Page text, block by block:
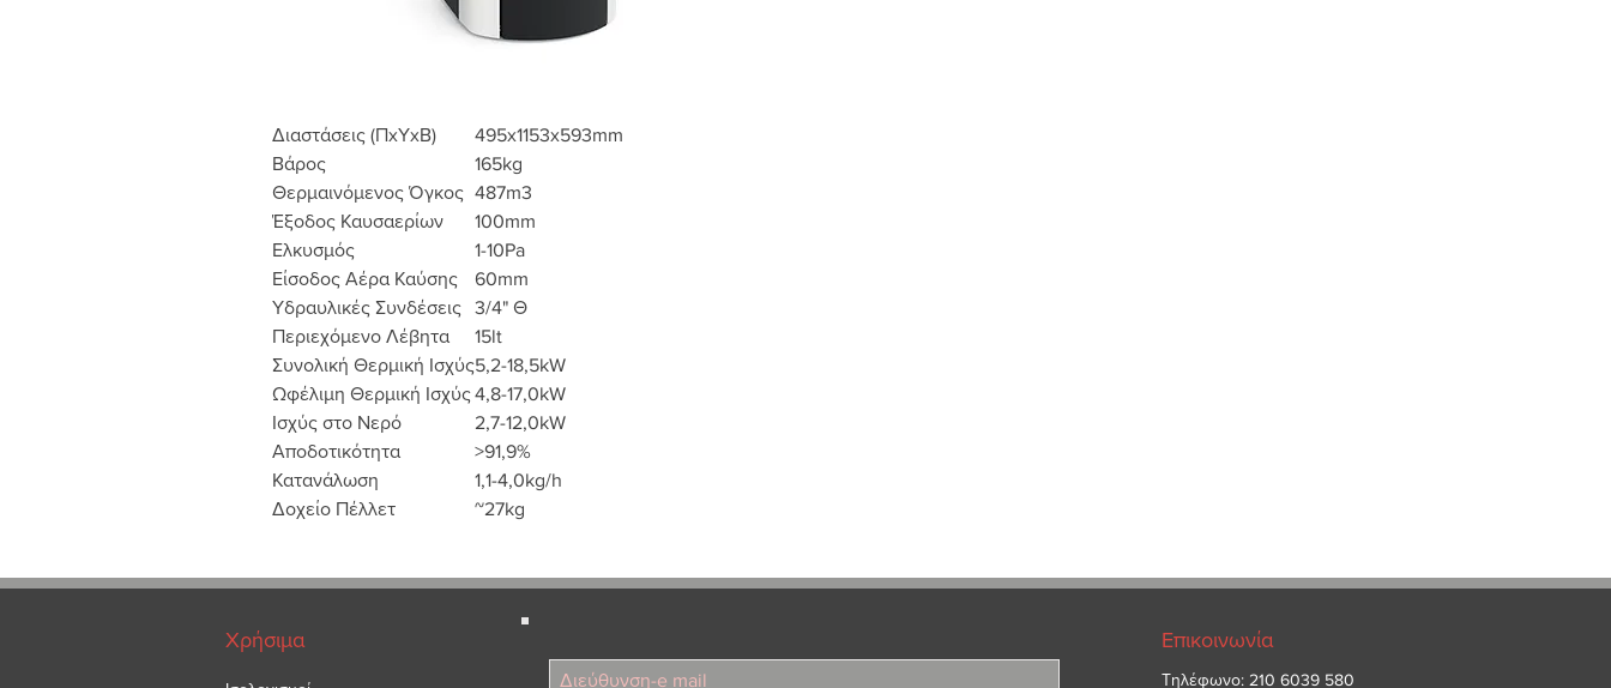
Διαστάσεις (ΠxΥxΒ)
495x1153x593mm
Βάρος
165kg
Θερμαινόμενος Όγκος 487m3
Έξοδος Καυσαερίων
100mm
Ελκυσμός
1-10Pa
Είσοδος Αέρα Καύσης
60mm
Υδραυλικές Συνδέσεις
3/4" Θ
Περιεχόμενο Λέβητα
15lt
Συνολική Θερμική Ισχύς5,2-18,5kW
Ωφέλιμη Θερμική Ισχύς4,8-17,0kW
Ισχύς στο Νερό
2,7-12,0kW
Αποδοτικότητα
>91,9%
Κατανάλωση
1,1-4,0kg/h
Δοχείο Πέλλετ
~27kg
Χρήσιμα Επικοινωνία
Τηλέφωνο: 210 6039 580